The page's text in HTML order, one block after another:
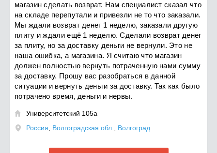
магазин сделать возврат. Нам специалист сказал что
на складе перепутали и привезли не то что заказали.
Мы ждали возврат денег 1 неделю, заказали другую
плиту и ждали ещё 1 неделю. Сделали возврат денег
за плиту, но за доставку деньги не вернули. Это не
наша ошибка, а магазина. Я считаю что магазин
должен полностью вернуть потраченную нами сумму
за доставку. Прошу вас разобраться в данной
ситуации и вернуть деньги за доставку. Так как было
потрачено время, деньги и нервы.

Университетский 105а
Россия
Волгоградская обл. Волгоград